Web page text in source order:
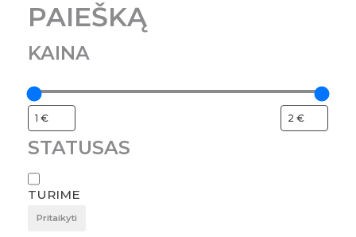
PAIEŠKĄ
KAINA
STATUSAS
TURIME
Pritaikyti